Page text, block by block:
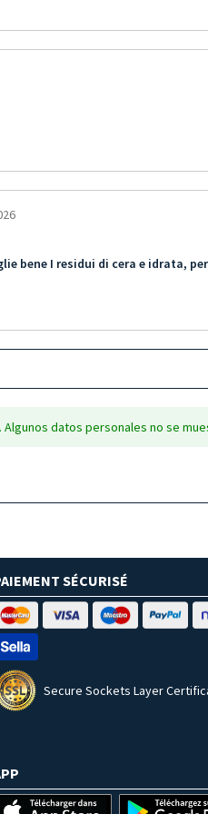
bene I residui di cera e idrata,
datos personales no se
SÉCURISÉ
Secure Sockets Layer